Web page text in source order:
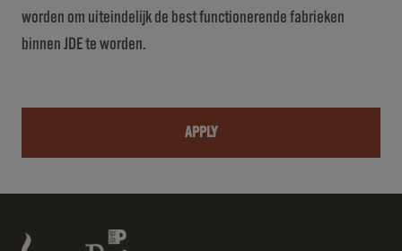
worden om uiteindelijk de best functionerende fabrieken
binnen JDE te worden.
APPLY